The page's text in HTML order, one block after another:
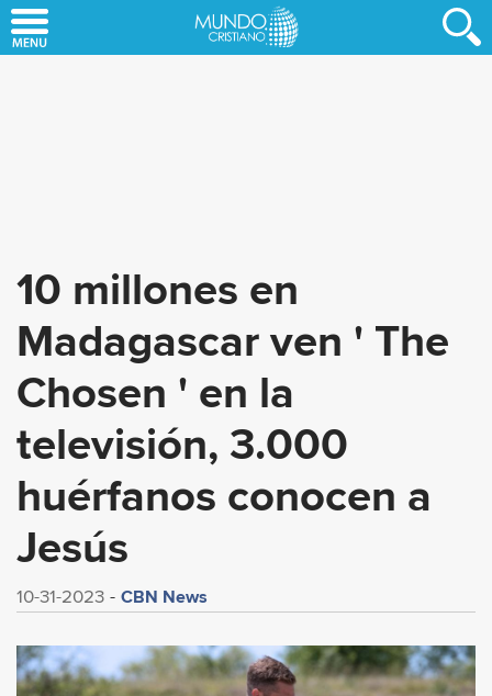
to
10 millones en
Madagascar ven ' The
Chosen ' en la
televisión, 3.000
huérfanos conocen a
Jesús
10-31-2023 CBN News